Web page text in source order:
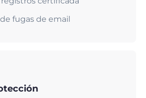
fugas de email